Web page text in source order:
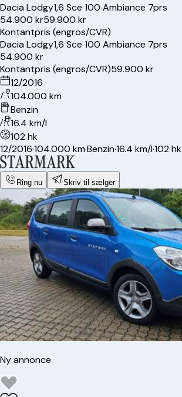
DaciaLodgy1,6 Sce 100 Ambiance 7prs
54.900 kr59.900 kr
Kontantpris (engros/CVR)
DaciaLodgy1,6 Sce 100 Ambiance 7prs
54.900 kr
Kontantpris (engros/CVR)59.900 kr
12/2016
104.000 km
Benzin
16.4 km/l
102 hk
12/2016·104.000 km·Benzin·16.4 km/l·102 hk
Ring nu Skriv til sælger
Ny annonce